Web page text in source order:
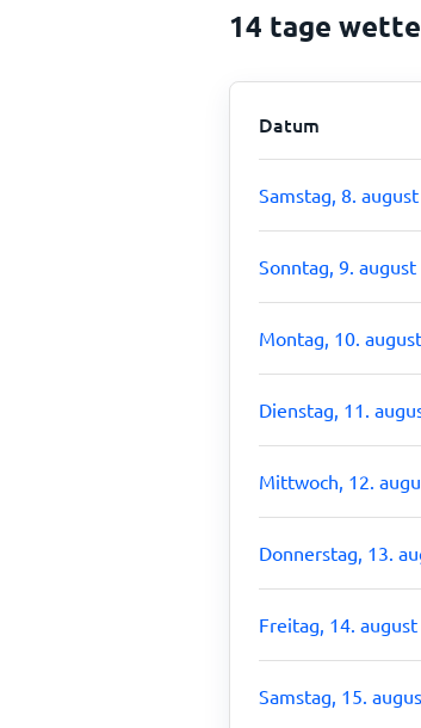
14 tage
Datum
Samstag, 8. august
Sonntag, 9. august
Montag, 10. august
Dienstag, 11.
Mittwoch, 12.
Donnerstag, 13.
Freitag, 14. august
Samstag, 15.